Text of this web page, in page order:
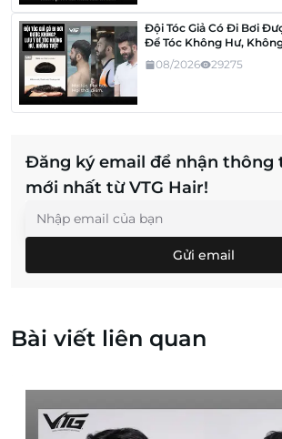
Đội Tóc Giả Có Đi Bơi
Để Tóc Không Hư,
08/2026
29275
Đăng ký email để nhận thông
mới nhất từ VTG Hair!
Gửi email
Bài viết liên quan